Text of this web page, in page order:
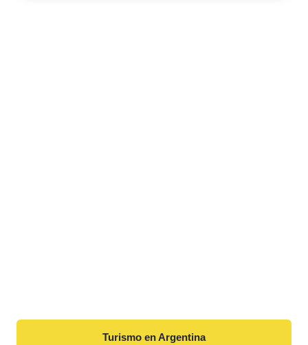
Turismo en Argentina